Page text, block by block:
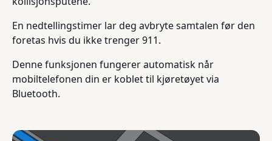
En nedtellingstimer lar deg avbryte samtalen før den
foretas hvis du ikke trenger 911.
Denne funksjonen fungerer automatisk når
mobiltelefonen din er koblet til kjøretøyet via
Bluetooth.